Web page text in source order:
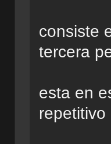
consiste
tercera
esta en
repetitivo